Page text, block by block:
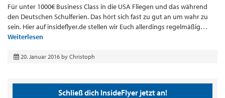
Für unter 1000€ Business Class in die USA Fliegen und das während
den Deutschen Schulferien. Das hört sich fast zu gut an um wahr zu
sein. Hier auf insideflyer.de stellen wir Euch allerdings regelmäßig…
Weiterlesen
20. Januar 2016 by Christoph
Schließ dich InsideFlyer jetzt an!